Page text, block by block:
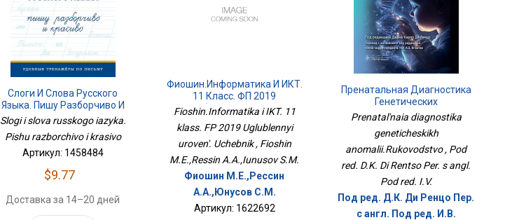
Слоги И Слова Русского
Языка. Пишу Разборчиво И
Красиво
Slogi i slova russkogo iazyka.
Pishu razborchivo i krasivo
Артикул: 1458484
$9.77
Доставка за 14–20 дней
Фиошин.Информатика И ИКТ.
11 Класс. ФП 2019
Углубленный Уровень.
Fioshin.Informatika i IKT. 11
klass. FP 2019 Uglublennyi
uroven'. Uchebnik , Fioshin
M.E.,Ressin A.A.,Iunusov S.M.
Фиошин М.Е.,Рессин
А.А.,Юнусов С.М.
Артикул: 1622692
Пренатальная Диагностика
Генетических
Аномалий.Руководство
Prenatal'naia diagnostika
geneticheskikh
anomalii.Rukovodstvo , Pod
red. D.K. Di Rentso Per. s angl.
Pod red. I.V.
Под ред. Д.К. Ди Ренцо Пер.
с англ. Под ред. И.В.